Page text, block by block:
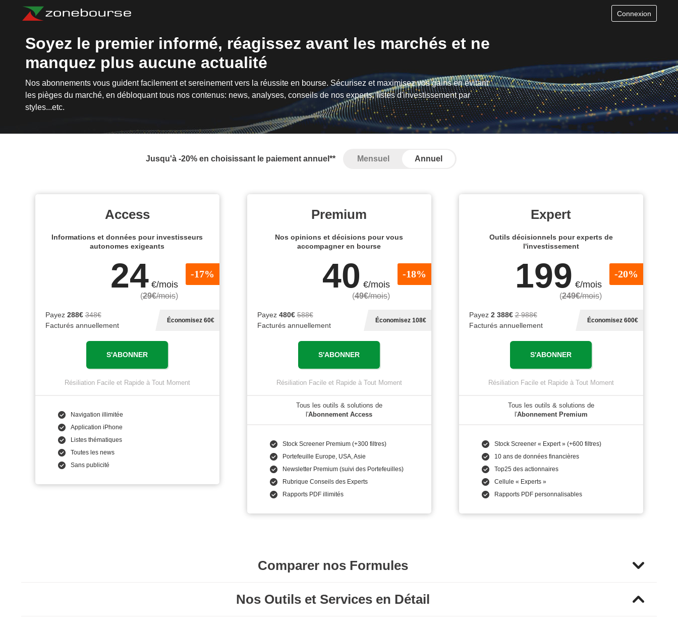
Connexion
Soyez le premier informé, réagissez avant les marchés et ne
manquez plus aucune actualité
Nos abonnements vous guident facilement et sereinement vers la réussite en bourse. Sécurisez et maximisez vos gains en évitant
les pièges du marché, en débloquant tous nos contenus: news, analyses, conseils de nos experts, listes d'investissement par
styles...etc.
Jusqu'à -20% en choisissant le paiement annuel** Mensuel Annuel
Access
Informations et données pour investisseurs
autonomes exigeants
24€/mois
(29€/mois)
-17%
Payez 288€ 348€
Facturés annuellement
Économisez 60€
S'ABONNER
Résiliation Facile et Rapide à Tout Moment
Navigation illimitée
Application iPhone
Listes thématiques
Toutes les news
Sans publicité
Premium
Nos opinions et décisions pour vous
accompagner en bourse
40 €/mois
(49€/mois)
-18%
Payez 480€ 588€
Facturés annuellement
Économisez 108€
S'ABONNER
Résiliation Facile et Rapide à Tout Moment
Tous les outils & solutions de
l'Abonnement Access
Stock Screener Premium (+300 filtres)
Portefeuille Europe, USA, Asie
Newsletter Premium (suivi des Portefeuilles)
Rubrique Conseils des Experts
Rapports PDF illimités
Expert
Outils décisionnels pour experts de
l'investissement
199 €/mois
(249€/mois)
-20%
Payez 2 388€ 2 988€
Facturés annuellement
Économisez 600€
S'ABONNER
Résiliation Facile et Rapide à Tout Moment
Tous les outils & solutions de
l'Abonnement Premium
Stock Screener « Expert » (+600 filtres)
10 ans de données financières
Top25 des actionnaires
Cellule « Experts »
Rapports PDF personnalisables
Comparer nos Formules
Nos Outils et Services en Détail